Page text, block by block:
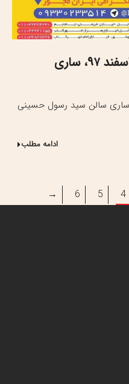
جنگ ستارگان رنگارنگ ۱۶ اسفند ۹۷ ساری سالن سید رسول حسینی
ادامه مطلب
4
5
6
→